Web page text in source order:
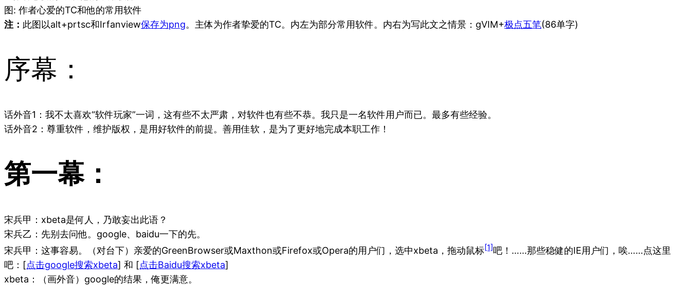
图: 作者心爱的TC和他的常用软件
注： 此图以alt+prtsc和Irfanview保存为png。主体为作者挚爱的TC。内左为部分常用软件。内右为写此文之情景：gVIM+极点五笔(86单字)
序幕：
话外音1：我不太喜欢“软件玩家”一词，这有些不太严肃，对软件也有些不恭。我只是一名软件用户而已。最多有些经验。
话外音2：尊重软件，维护版权，是用好软件的前提。善用佳软，是为了更好地完成本职工作！
第一幕：
宋兵甲：xbeta是何人，乃敢妄出此语？
宋兵乙：先别去问他。google、baidu一下的先。
宋兵甲：这事容易。（对台下）亲爱的GreenBrowser或Maxthon或Firefox或Opera的用户们，选中xbeta，拖动鼠标[1]吧！……那些稳健的IE用户们，唉……点这里
吧：[点击google搜索xbeta] 和 [点击Baidu搜索xbeta]
xbeta：（画外音）google的结果，俺更满意。